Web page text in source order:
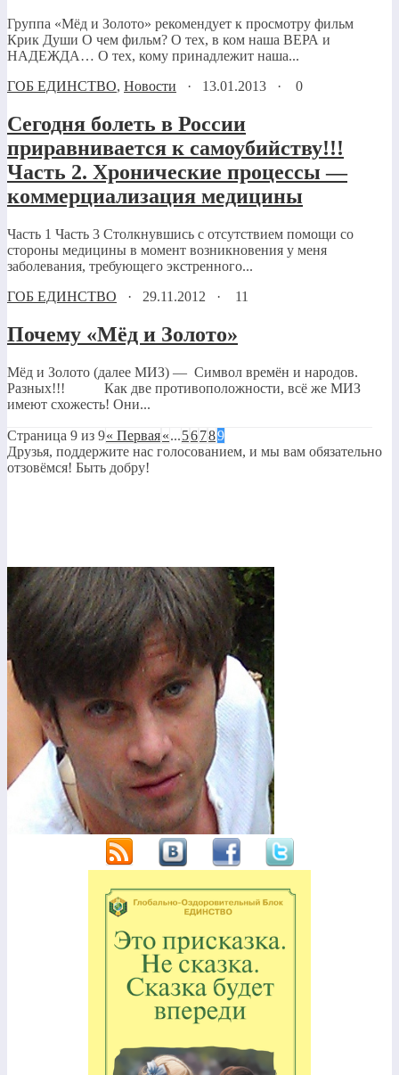
Группа «Мёд и Золото» рекомендует к просмотру фильм
Крик Души О чем фильм? О тех, в ком наша ВЕРА и
НАДЕЖДА… О тех, кому принадлежит наша...
ГОБ ЕДИНСТВО, Новости · 13.01.2013 · 0
Сегодня болеть в России
приравнивается к самоубийству!!!
Часть 2. Хронические процессы —
коммерциализация медицины
Часть 1 Часть 3 Столкнувшись с отсутствием помощи со
стороны медицины в момент возникновения у меня
заболевания, требующего экстренного...
ГОБ ЕДИНСТВО · 29.11.2012 · 11
Почему «Мёд и Золото»
Мёд и Золото (далее МИЗ) — Символ времён и народов.
Разных!!! Как две противоположности, всё же МИЗ
имеют схожесть! Они...
Страница 9 из 9« Первая«...56789
Друзья, поддержите нас голосованием, и мы вам обязательно
отзовёмся! Быть добру!